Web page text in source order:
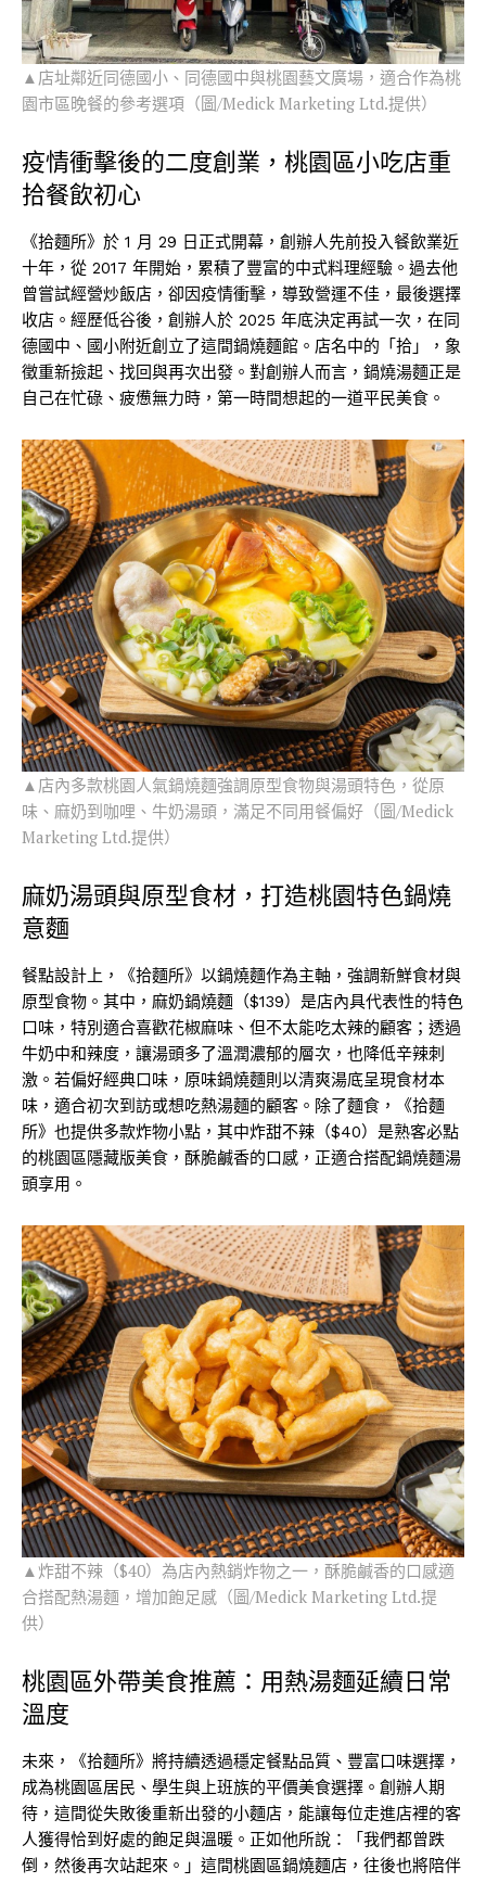
▲店址鄰近同德國小、同德國中與桃園藝文廣場，適合作為桃
園市區晚餐的參考選項（圖/Medick Marketing Ltd.提供）
疫情衝擊後的二度創業，桃園區小吃店重
拾餐飲初心
《拾麵所》於 1 月 29 日正式開幕，創辦人先前投入餐飲業近
十年，從 2017 年開始，累積了豐富的中式料理經驗。過去他
曾嘗試經營炒飯店，卻因疫情衝擊，導致營運不佳，最後選擇
收店。經歷低谷後，創辦人於 2025 年底決定再試一次，在同
德國中、國小附近創立了這間鍋燒麵館。店名中的「拾」，象
徵重新撿起、找回與再次出發。對創辦人而言，鍋燒湯麵正是
自己在忙碌、疲憊無力時，第一時間想起的一道平民美食。
▲店內多款桃園人氣鍋燒麵強調原型食物與湯頭特色，從原
味、麻奶到咖哩、牛奶湯頭，滿足不同用餐偏好（圖/Medick
Marketing Ltd.提供）
麻奶湯頭與原型食材，打造桃園特色鍋燒
意麵
餐點設計上，《拾麵所》以鍋燒麵作為主軸，強調新鮮食材與
原型食物。其中，麻奶鍋燒麵（$139）是店內具代表性的特色
口味，特別適合喜歡花椒麻味、但不太能吃太辣的顧客；透過
牛奶中和辣度，讓湯頭多了溫潤濃郁的層次，也降低辛辣刺
激。若偏好經典口味，原味鍋燒麵則以清爽湯底呈現食材本
味，適合初次到訪或想吃熱湯麵的顧客。除了麵食，《拾麵
所》也提供多款炸物小點，其中炸甜不辣（$40）是熟客必點
的桃園區隱藏版美食，酥脆鹹香的口感，正適合搭配鍋燒麵湯
頭享用。
▲炸甜不辣（$40）為店內熱銷炸物之一，酥脆鹹香的口感適
合搭配熱湯麵，增加飽足感（圖/Medick Marketing Ltd.提
供）
桃園區外帶美食推薦：用熱湯麵延續日常
溫度
未來，《拾麵所》將持續透過穩定餐點品質、豐富口味選擇，
成為桃園區居民、學生與上班族的平價美食選擇。創辦人期
待，這間從失敗後重新出發的小麵店，能讓每位走進店裡的客
人獲得恰到好處的飽足與溫暖。正如他所說：「我們都曾跌
倒，然後再次站起來。」這間桃園區鍋燒麵店，往後也將陪伴